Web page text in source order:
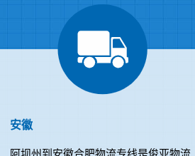
安徽
阿坝州到安徽合肥物流专线是俊亚物流